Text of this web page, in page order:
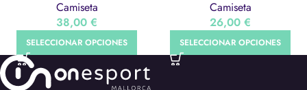
Camiseta
38,00 €
SELECCIONAR OPCIONES
Camiseta
26,00 €
SELECCIONAR OPCIONES